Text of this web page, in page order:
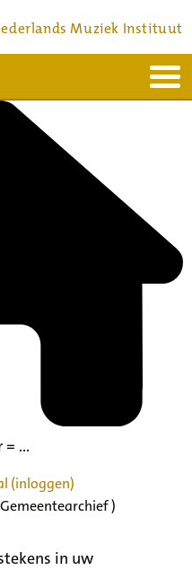
Muziek Instituut
...
(inloggen)
)
in uw